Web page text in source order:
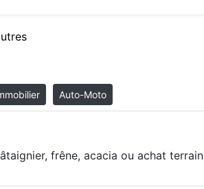
Auto-Moto
frêne, acacia ou achat terrain